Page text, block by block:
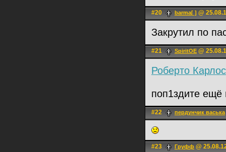
#20 barma[ ] @
Закрутил по
#21 SpiritOE @
Роберто Карлос
поп1здите ещё
#22 пердунчик васька
#23 Груфф @